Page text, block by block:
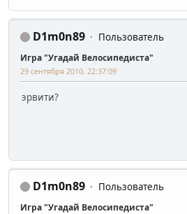
D1m0n89 Пользователь
Игра "Угадай Велосипедиста"
29 сентября 2010, 22:37:09
эрвити?
D1m0n89 Пользователь
Игра "Угадай Велосипедиста"